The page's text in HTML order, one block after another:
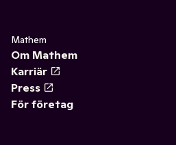
Mathem
Om Mathem
Karriär
Press
För företag